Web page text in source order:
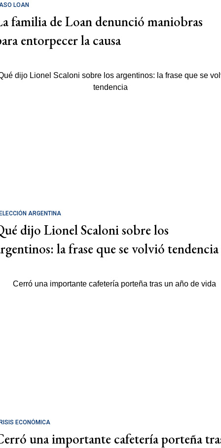
LOAN
familia de Loan denunció maniobras
entorpecer la causa
ARGENTINA
dijo Lionel Scaloni sobre los
la frase que se volvió tendencia
ECONÓMICA
una importante cafetería porteña